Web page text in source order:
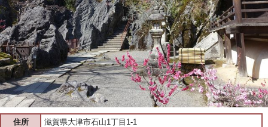
住所
滋賀県大津市石山1丁目1-1